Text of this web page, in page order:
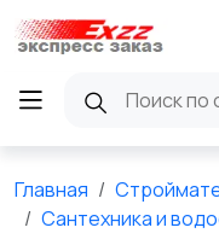
Главная
Сантехника и